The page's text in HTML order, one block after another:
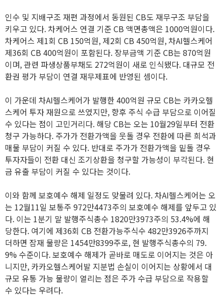
인수 및 지배구조 재편 과정에서 동원된 CB도 재무구조 부담을
키우고 있다. 차케어스 연결 기준 CB 액면총액은 1000억원이다.
차케어스 제1회 CB 150억원, 제2회 CB 450억원, 차AI헬스케어
제36회 CB 400억원이 포함된다. 장부금액 기준 CB는 870억원
이며, 관련 파생상품부채도 272억원이 새로 인식됐다. 대규모 전
환권 평가 부담이 연결 재무제표에 반영된 셈이다.
이 가운데 차AI헬스케어가 발행한 400억원 규모 CB는 카카오헬
스케어 투자 재원으로 쓰였지만, 향후 주식 수급 부담으로 이어질
수 있다는 점이 고민거리다. 해당 CB는 오는 10월29일부터 전환
청구 가능하다. 주가가 전환가액을 웃돌 경우 전환에 따른 희석과
매물 부담이 커질 수 있다. 반대로 주가가 전환가액을 밑돌 경우
투자자들이 전환 대신 조기상환을 청구할 가능성이 부각된다. 현
금 유출 부담이 커질 수 있다는 것이다.
이와 함께 보호예수 해제 일정도 맞물려 있다. 차AI헬스케어는 오
는 12월11일 보통주 972만4473주의 보호예수 해제를 앞두고 있
다. 이는 1분기 말 발행주식총수 1820만3973주의 53.4%에 해
당한다. 여기에 제36회 CB 전환가능주식수 482만3926주까지
더하면 잠재 물량은 1454만8399주로, 현 발행주식총수의 79.
9% 수준이다. 보호예수 해제가 곧바로 매도로 이어지는 것은 아
니지만, 카카오헬스케어발 지분법 손실이 이어지는 상황에서 대
규모 유통 가능 물량이 열리는 점은 주가 수급 부담으로 작용할
수 있다는 우려다.